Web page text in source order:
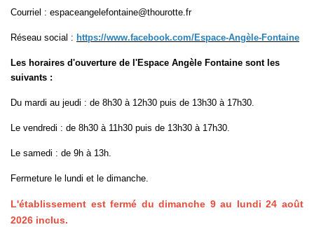
Courriel : espaceangelefontaine@thourotte.fr
Réseau social : https://www.facebook.com/Espace-Angèle-Fontaine
Les horaires d'ouverture de l'Espace Angèle Fontaine sont les
suivants :
Du mardi au jeudi : de 8h30 à 12h30 puis de 13h30 à 17h30.
Le vendredi : de 8h30 à 11h30 puis de 13h30 à 17h30.
Le samedi : de 9h à 13h.
Fermeture le lundi et le dimanche.
L'établissement est fermé du dimanche 9 au lundi 24 août
2026 inclus.